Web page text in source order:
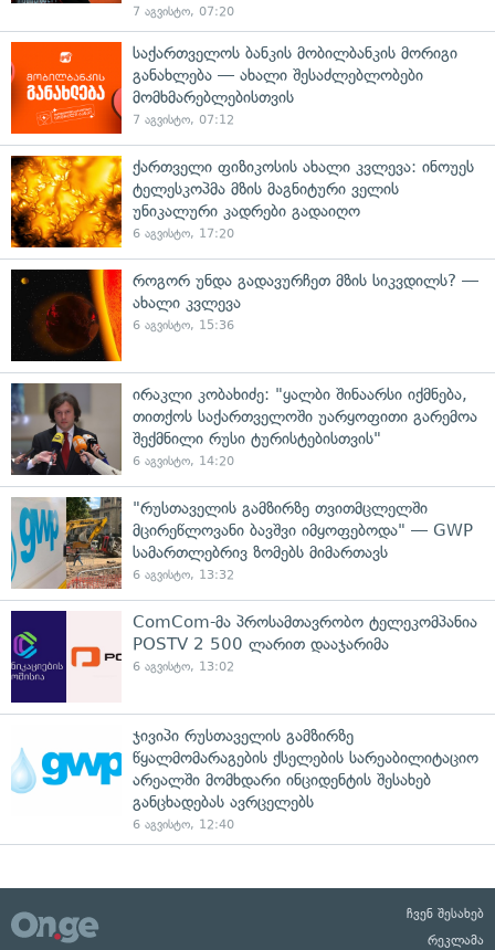
7 აგვისტო, 07:20
საქართველოს ბანკის მობილბანკის მორიგი
განახლება — ახალი შესაძლებლობები
მომხმარებლებისთვის
7 აგვისტო, 07:12
ქართველი ფიზიკოსის ახალი კვლევა: ინოუეს
ტელესკოპმა მზის მაგნიტური ველის
უნიკალური კადრები გადაიღო
6 აგვისტო, 17:20
როგორ უნდა გადავურჩეთ მზის სიკვდილს? —
ახალი კვლევა
6 აგვისტო, 15:36
ირაკლი კობახიძე: "ყალბი შინაარსი იქმნება,
თითქოს საქართველოში უარყოფითი გარემოა
შექმნილი რუსი ტურისტებისთვის"
6 აგვისტო, 14:20
"რუსთაველის გამზირზე თვითმცლელში
მცირეწლოვანი ბავშვი იმყოფებოდა" — GWP
სამართლებრივ ზომებს მიმართავს
6 აგვისტო, 13:32
ComCom-მა პროსამთავრობო ტელეკომპანია
POSTV 2 500 ლარით დააჯარიმა
6 აგვისტო, 13:02
ჯივიპი რუსთაველის გამზირზე
წყალმომარაგების ქსელების სარეაბილიტაციო
არეალში მომხდარი ინციდენტის შესახებ
განცხადებას ავრცელებს
6 აგვისტო, 12:40
ჩვენ შესახებ
რეკლამა